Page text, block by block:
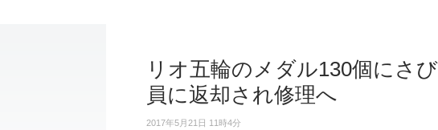
リオ五輪のメダル130個にさ
員に返却され修理へ
2017年5月21日 11時4分